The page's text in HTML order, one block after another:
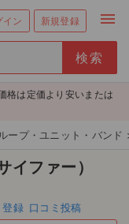
イン 新規登録 menu
格は定価より安いまたは
ープ・ユニット・バンド
ファー）
登録 口コミ投稿